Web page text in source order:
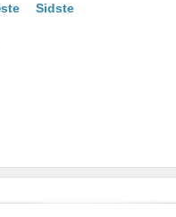
Sidste